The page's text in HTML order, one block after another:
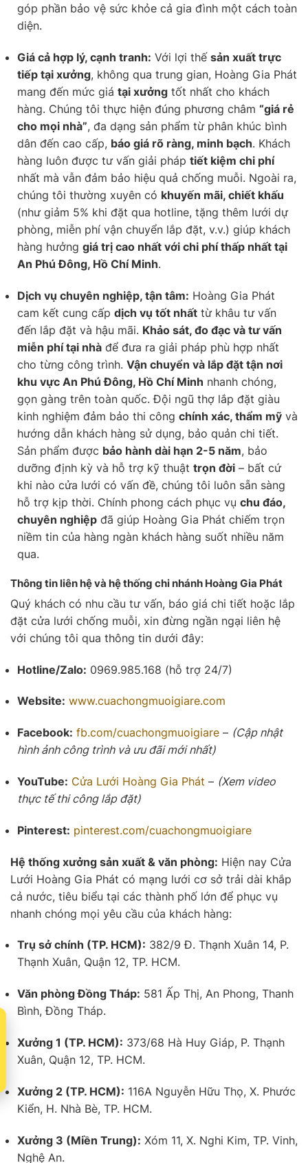
góp phần bảo vệ sức khỏe cả gia đình một cách toàn
diện.
Giá cả hợp lý, cạnh tranh: Với lợi thế sản xuất trực
tiếp tại xưởng, không qua trung gian, Hoàng Gia Phát
mang đến mức giá tại xưởng tốt nhất cho khách
hàng. Chúng tôi thực hiện đúng phương châm “giá rẻ
cho mọi nhà”, đa dạng sản phẩm từ phân khúc bình
dân đến cao cấp, báo giá rõ ràng, minh bạch. Khách
hàng luôn được tư vấn giải pháp tiết kiệm chi phí
nhất mà vẫn đảm bảo hiệu quả chống muỗi. Ngoài ra,
chúng tôi thường xuyên có khuyến mãi, chiết khấu
(như giảm 5% khi đặt qua hotline, tặng thêm lưới dự
phòng, miễn phí vận chuyển lắp đặt, v.v.) giúp khách
hàng hưởng giá trị cao nhất với chi phí thấp nhất tại
An Phú Đông, Hồ Chí Minh.
Dịch vụ chuyên nghiệp, tận tâm: Hoàng Gia Phát
cam kết cung cấp dịch vụ tốt nhất từ khâu tư vấn
đến lắp đặt và hậu mãi. Khảo sát, đo đạc và tư vấn
miễn phí tại nhà để đưa ra giải pháp phù hợp nhất
cho từng công trình. Vận chuyển và lắp đặt tận nơi
khu vực An Phú Đông, Hồ Chí Minh nhanh chóng,
gọn gàng trên toàn quốc. Đội ngũ thợ lắp đặt giàu
kinh nghiệm đảm bảo thi công chính xác, thẩm mỹ và
hướng dẫn khách hàng sử dụng, bảo quản chi tiết.
Sản phẩm được bảo hành dài hạn 2-5 năm, bảo
dưỡng định kỳ và hỗ trợ kỹ thuật trọn đời – bất cứ
khi nào cửa lưới có vấn đề, chúng tôi luôn sẵn sàng
hỗ trợ kịp thời. Chính phong cách phục vụ chu đáo,
chuyên nghiệp đã giúp Hoàng Gia Phát chiếm trọn
niềm tin của hàng ngàn khách hàng suốt nhiều năm
qua.
Thông tin liên hệ và hệ thống chi nhánh Hoàng Gia Phát
Quý khách có nhu cầu tư vấn, báo giá chi tiết hoặc lắp
đặt cửa lưới chống muỗi, xin đừng ngần ngại liên hệ
với chúng tôi qua thông tin dưới đây:
Hotline/Zalo: 0969.985.168 (hỗ trợ 24/7)
Website: www.cuachongmuoigiare.com
Facebook: fb.com/cuachongmuoigiare – (Cập nhật
hình ảnh công trình và ưu đãi mới nhất)
YouTube: Cửa Lưới Hoàng Gia Phát – (Xem video
thực tế thi công lắp đặt)
Pinterest: pinterest.com/cuachongmuoigiare
Hệ thống xưởng sản xuất & văn phòng: Hiện nay Cửa
Lưới Hoàng Gia Phát có mạng lưới cơ sở trải dài khắp
cả nước, tiêu biểu tại các thành phố lớn để phục vụ
nhanh chóng mọi yêu cầu của khách hàng:
Trụ sở chính (TP. HCM): 382/9 Đ. Thạnh Xuân 14, P.
Thạnh Xuân, Quận 12, TP. HCM.
Văn phòng Đồng Tháp: 581 Ấp Thị, An Phong, Thanh
Bình, Đồng Tháp.
Xưởng 1 (TP. HCM): 373/68 Hà Huy Giáp, P. Thạnh
Xuân, Quận 12, TP. HCM.
Xưởng 2 (TP. HCM): 116A Nguyễn Hữu Thọ, X. Phước
Kiển, H. Nhà Bè, TP. HCM.
Xưởng 3 (Miền Trung): Xóm 11, X. Nghi Kim, TP. Vinh,
Nghệ An.